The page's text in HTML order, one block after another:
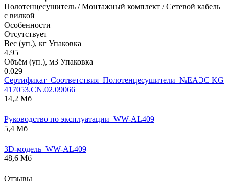
Полотенцесушитель / Монтажный комплект / Сетевой кабель
с вилкой
Особенности
Отсутствует
Вес (уп.), кг Упаковка
4.95
Объём (уп.), м3 Упаковка
0.029
Сертификат_Соответствия_Полотенцесушители_№ЕАЭС KG
417053.CN.02.09066
14,2 Мб
Руководство по эксплуатации_WW-AL409
5,4 Мб
3D-модель_WW-AL409
48,6 Мб
Отзывы